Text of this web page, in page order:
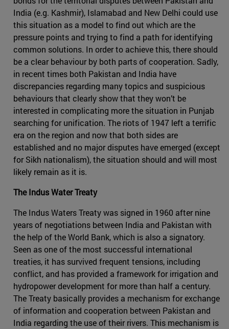
India (e.g. Kashmir), Islamabad and New Delhi could use
this situation as a model to find out which are the
pressure points and trying to find a path for identifying
common solutions. In order to achieve this, there should
be a clear behaviour by both parts of cooperation. Sadly,
in recent times both Pakistan and India have
discrepancies regarding many topics and suspicious
behaviours that clearly show that they won’t be
interested in complicating more the situation in Punjab
searching for unification. The riots of 1947 left a terrific
era on the region and now that both sides are
established and no major disputes have emerged (except
for Sikh nationalism), the situation should and will most
likely remain as it is.
The Indus Water Treaty
The Indus Waters Treaty was signed in 1960 after nine
years of negotiations between India and Pakistan with
the help of the World Bank, which is also a signatory.
Seen as one of the most successful international
treaties, it has survived frequent tensions, including
conflict, and has provided a framework for irrigation and
hydropower development for more than half a century.
The Treaty basically provides a mechanism for exchange
of information and cooperation between Pakistan and
India regarding the use of their rivers. This mechanism is